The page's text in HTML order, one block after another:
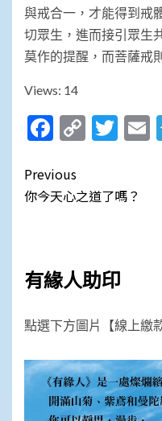
與戒合一，才能得到戒
切眾生，進而接引眾生
莫作的提醒，而菩薩戒
Views: 14
Copy
Post
navigation
Previous
你今天心之道了嗎？
有緣人助印
點選下方圖片【線上繳